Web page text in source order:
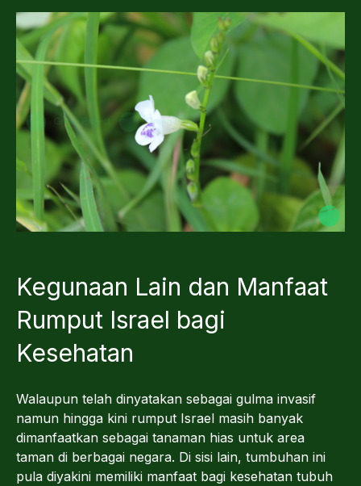
Kegunaan Lain dan Manfaat
Rumput Israel bagi
Kesehatan
Walaupun telah dinyatakan sebagai gulma invasif
namun hingga kini rumput Israel masih banyak
dimanfaatkan sebagai tanaman hias untuk area
taman di berbagai negara. Di sisi lain, tumbuhan ini
pula diyakini memiliki manfaat bagi kesehatan tubuh